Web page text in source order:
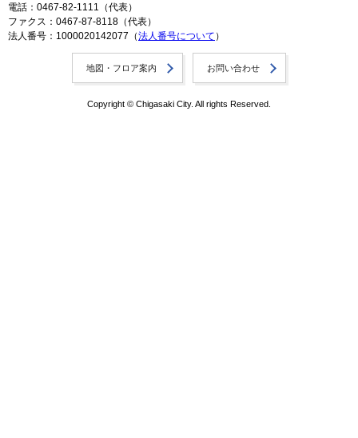
電話：0467-82-1111（代表）
ファクス：0467-87-8118（代表）
法人番号：1000020142077（法人番号について ）
地図・フロア案内 お問い合わせ
Copyright © Chigasaki City. All rights Reserved.